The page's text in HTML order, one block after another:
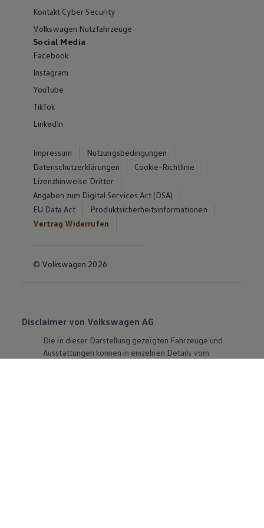
Kontakt Cyber Security
Volkswagen Nutzfahrzeuge
Social Media
Facebook
Instagram
YouTube
TikTok
LinkedIn
Impressum
Nutzungsbedingungen
Datenschutzerklärungen
Cookie-Richtlinie
Lizenzhinweise Dritter
Angaben zum Digital Services Act (DSA)
EU Data Act
Produktsicherheitsinformationen
Vertrag Widerrufen
© Volkswagen 2026
Disclaimer von Volkswagen AG
Die in dieser Darstellung gezeigten Fahrzeuge und
Ausstattungen können in einzelnen Details vom